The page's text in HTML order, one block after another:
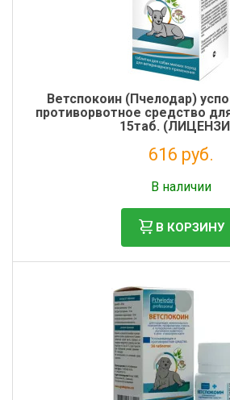
Ветспокоин (Пчелодар)
противорвотное средство
15таб.
616 руб.
В наличии
В КОРЗИНУ